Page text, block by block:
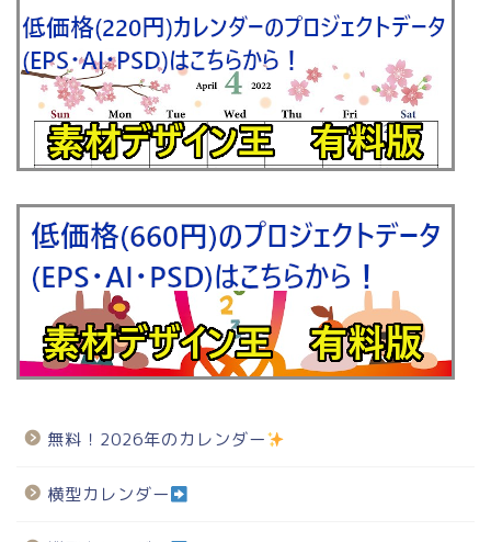
無料！2026年のカレンダー
横型カレンダー